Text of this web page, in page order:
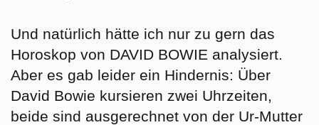
Und natürlich hätte ich nur zu gern das
Horoskop von DAVID BOWIE analysiert.
Aber es gab leider ein Hindernis: Über
David Bowie kursieren zwei Uhrzeiten,
beide sind ausgerechnet von der Ur-Mutter